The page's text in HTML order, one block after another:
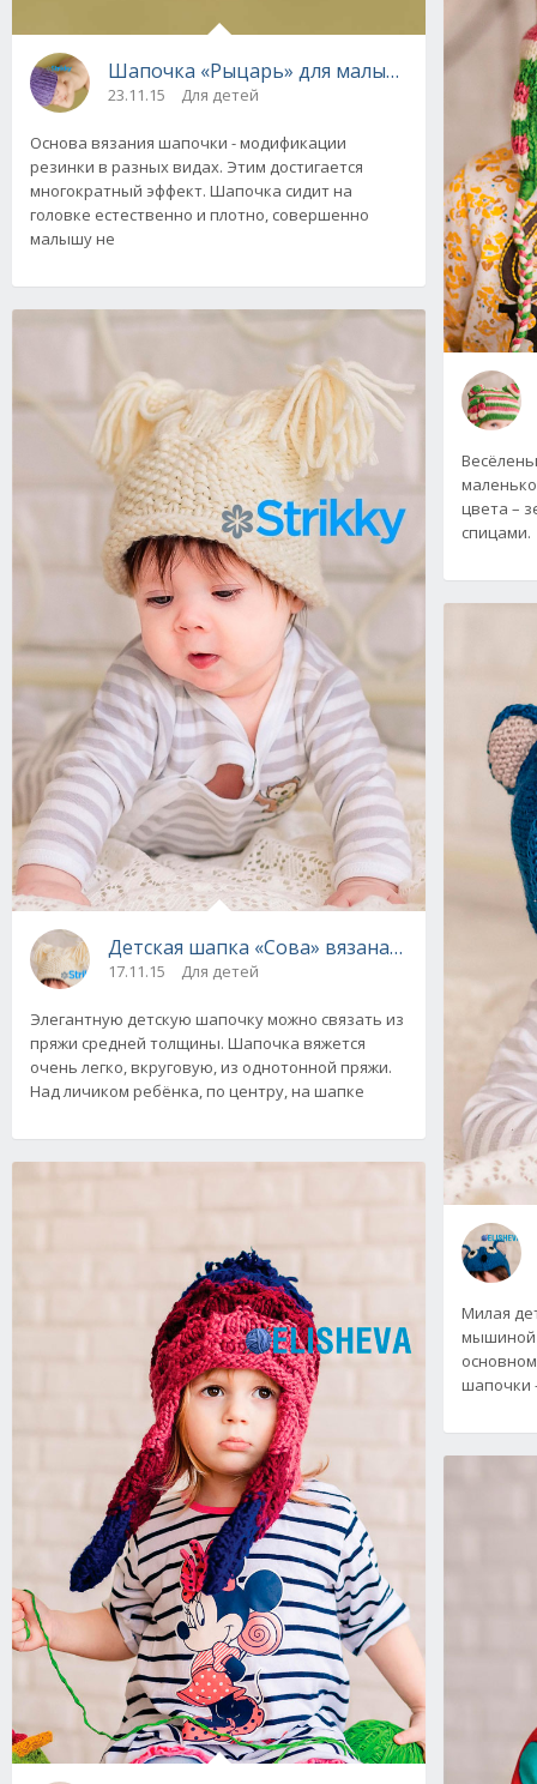
Шапочка «Рыцарь» для малыша вязаная
23.11.15 Для детей
Основа вязания шапочки - модификации
резинки в разных видах. Этим достигается
многократный эффект. Шапочка сидит на
головке естественно и плотно, совершенно
малышу не
Детская шапка «Сова» вязаная спицами
17.11.15 Для детей
Элегантную детскую шапочку можно связать из
пряжи средней толщины. Шапочка вяжется
очень легко, вкруговую, из однотонной пряжи.
Над личиком ребёнка, по центру, на шапке
цвета –
спицами.
Милая
мышиной
шапочки